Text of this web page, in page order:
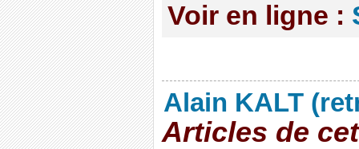
Voir en ligne :
Alain KALT
Articles de